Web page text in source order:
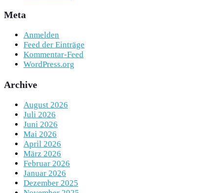
Meta
Anmelden
Feed der Einträge
Kommentar-Feed
WordPress.org
Archive
August 2026
Juli 2026
Juni 2026
Mai 2026
April 2026
März 2026
Februar 2026
Januar 2026
Dezember 2025